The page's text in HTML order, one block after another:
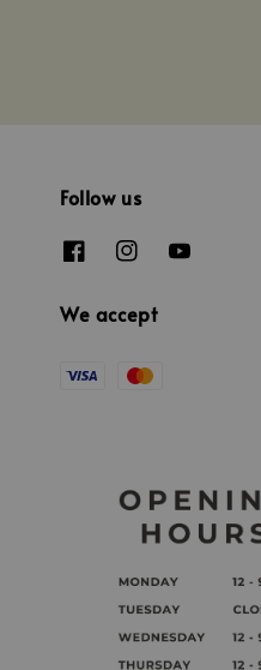
Follow us
We accept